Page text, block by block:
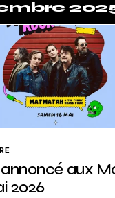
aux
2026